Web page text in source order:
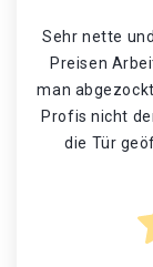
Sehr nette
Preisen
man
Profis nicht
die Tür